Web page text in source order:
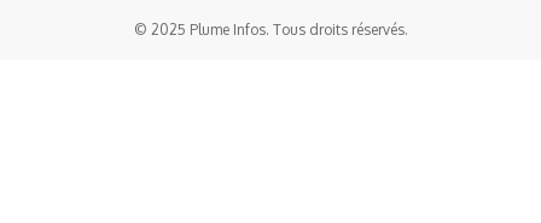
© 2025 Plume Infos. Tous droits réservés.